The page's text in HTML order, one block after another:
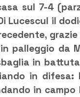
sul 7-4
Lucescul il
palleggio da
in
in
in